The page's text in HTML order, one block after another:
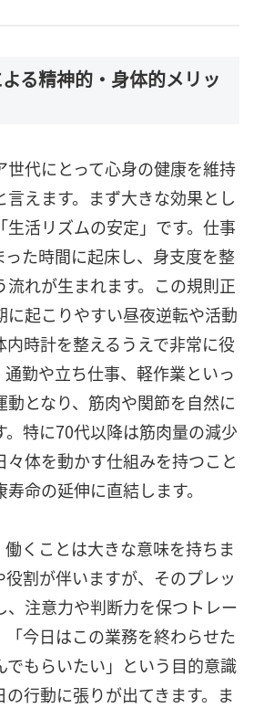
る精神的・身体的メリッ
代にとって心身の健康を維持
言えます。まず大きな効果とし
生活リズムの安定」です。仕事
った時間に起床し、身支度を整
流れが生まれます。この規則正
に起こりやすい昼夜逆転や活動
時計を整えるうえで非常に役
勤や立ち仕事、軽作業といっ
動となり、筋肉や関節を自然に
特に70代以降は筋肉量の減少
々体を動かす仕組みを持つこと
命の延伸に直結します。
くことは大きな意味を持ちま
割が伴いますが、そのプレッ
、注意力や判断力を保つトレー
「今日はこの業務を終わらせた
でもらいたい」という目的意識
行動に張りが出てきます。ま